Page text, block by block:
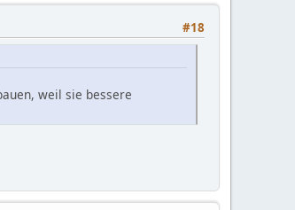
#18
weil sie bessere